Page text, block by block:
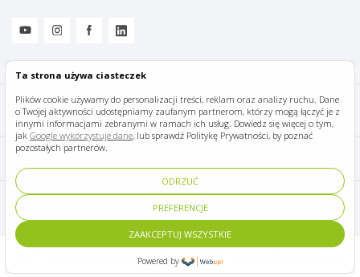
Ta strona używa ciasteczek
Plików cookie używamy do personalizacji treści, reklam oraz analizy ruchu. Dane
o Twojej aktywności udostępniamy zaufanym partnerom, którzy mogą łączyć je z
innymi informacjami zebranymi w ramach ich usług. Dowiedz się więcej o tym,
jak Google wykorzystuje dane, lub sprawdź Politykę Prywatności, by poznać
pozostałych partnerów.
ODRZUĆ
PREFERENCJE
ZAAKCEPTUJ WSZYSTKIE
Powered by
Mazury Travel © 2026
Polityka prywatności
Designed by Panda Marketing